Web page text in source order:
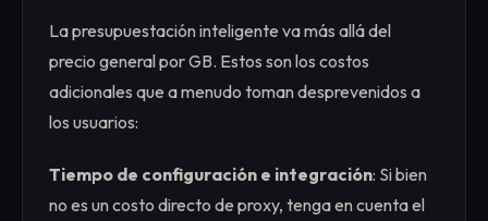
La presupuestación inteligente va más allá del
precio general por GB. Estos son los costos
adicionales que a menudo toman desprevenidos a
los usuarios:
Tiempo de configuración e integración: Si bien
no es un costo directo de proxy, tenga en cuenta el